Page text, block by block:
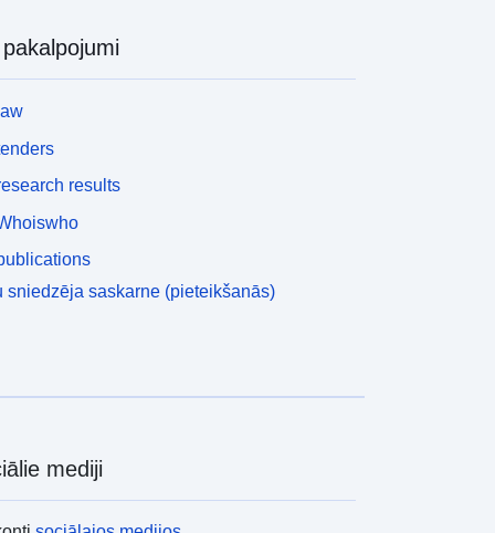
results
sniedzēja saskarne (pieteikšanās)
mediji